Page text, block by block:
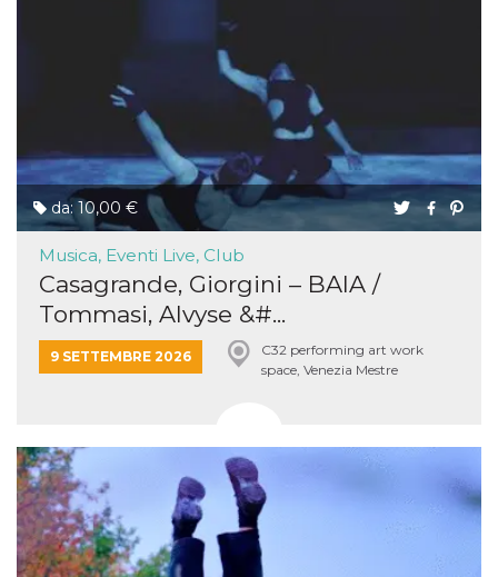
da: 10,00 €
Musica, Eventi Live, Club
Casagrande, Giorgini – BAIA /
Tommasi, Alvyse &#...
9 SETTEMBRE 2026
C32 performing art work
space, Venezia Mestre